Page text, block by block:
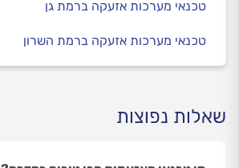
טכנאי מערכות אזעקה ברמת גן
טכנאי מערכות אזעקה ברמת השרון
שאלות נפוצות